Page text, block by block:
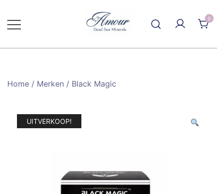
naar
de
0
Home / Merken / Black Magic
UITVERKOOP!